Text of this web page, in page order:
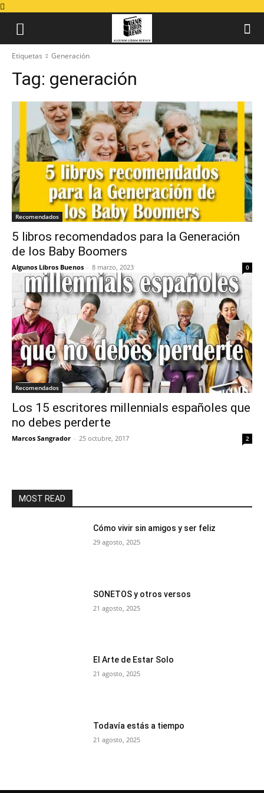
Etiquetas Generación
Tag: generación
Recomendados
5 libros recomendados para la Generación
de los Baby Boomers
Algunos Libros Buenos - 8 marzo, 2023 0
Recomendados
Los 15 escritores millennials españoles que
no debes perderte
Marcos Sangrador - 25 octubre, 2017 2
MOST READ
Cómo vivir sin amigos y ser feliz
29 agosto, 2025
SONETOS y otros versos
21 agosto, 2025
El Arte de Estar Solo
21 agosto, 2025
Todavía estás a tiempo
21 agosto, 2025